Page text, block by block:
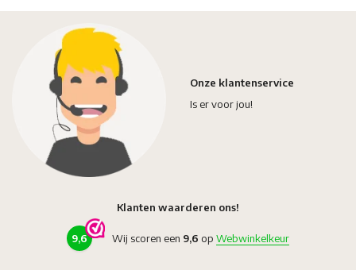
Onze klantenservice
Is er voor jou!
Klanten waarderen ons!
9,6 Wij scoren een 9,6 op Webwinkelkeur